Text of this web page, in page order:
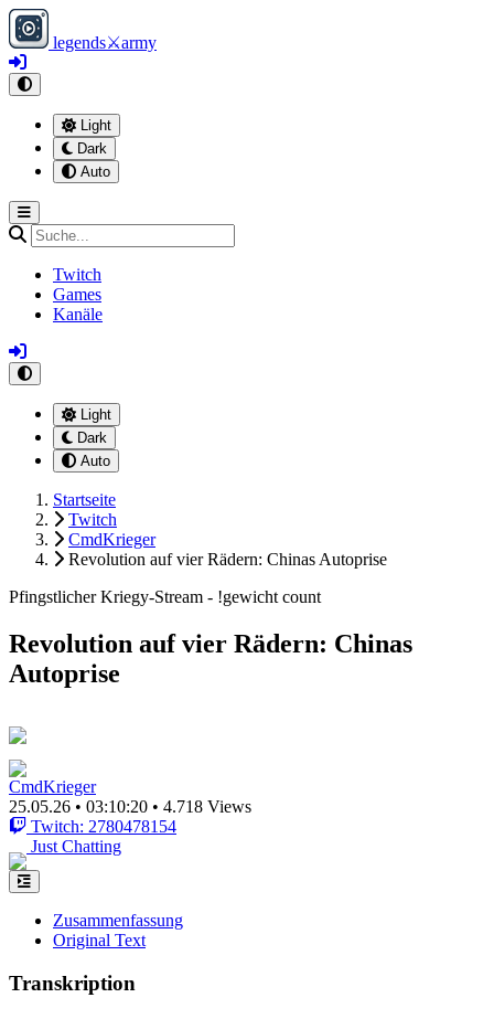
legends⚔army
Light
Dark
Auto
Twitch
Games
Kanäle
Light
Dark
Auto
Startseite
Twitch
CmdKrieger
Revolution auf vier Rädern: Chinas Autoprise
Pfingstlicher Kriegy-Stream - !gewicht count
Revolution auf vier Rädern: Chinas
Autoprise
CmdKrieger
25.05.26 • 03:10:20 • 4.718 Views
Twitch: 2780478154
Just Chatting
Zusammenfassung
Original Text
Transkription